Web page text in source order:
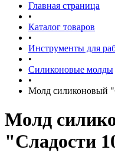
Главная страница
•
Каталог товаров
•
Инструменты для
•
Силиконовые молды
•
Молд силиконовый
Молд
"Сладости